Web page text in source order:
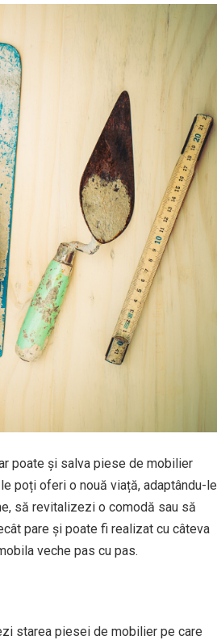
poate și salva piese de mobilier
poți oferi o nouă viață, adaptându-le
să revitalizezi o comodă sau să
pare și poate fi realizat cu câteva
veche pas cu pas.
starea piesei de mobilier pe care